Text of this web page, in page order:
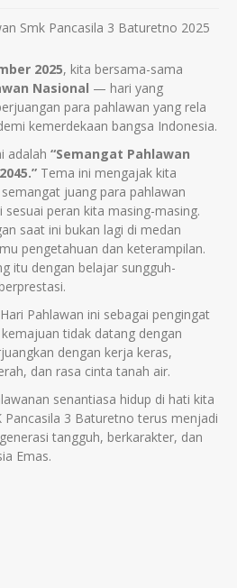
2025, kita bersama-sama
Nasional — hari yang
para pahlawan yang rela
kemerdekaan bangsa Indonesia.
adalah “Semangat Pahlawan
Tema ini mengajak kita
juang para pahlawan
peran kita masing-masing.
saat ini bukan lagi di medan
pengetahuan dan keterampilan.
itu dengan belajar sungguh-
Pahlawan ini sebagai pengingat
tidak datang dengan
dengan kerja keras,
dan rasa cinta tanah air.
senantiasa hidup di hati kita
Pancasila 3 Baturetno terus menjadi
tangguh, berkarakter, dan
Emas.